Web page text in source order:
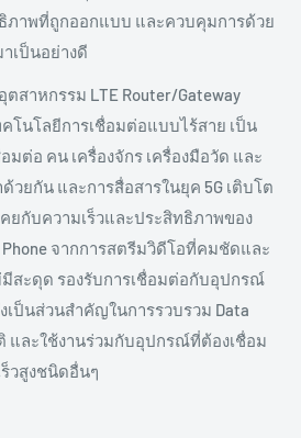
ภาพที่ถูกออกแบบ และควบคุมการด้วย
เป็นอย่างดี
ตสาหกรรม LTE Router/Gateway
โนโลยีการเชื่อมต่อแบบไร้สาย เป็น
มต่อ คน เครื่องจักร เครื่องมือวัด และ
วยกัน และการสื่อสารในยุค 5G เติบโต
คยกับความเร็วและประสิทธิภาพของ
Phone จากการสตรีมวิดีโอที่คมชัดและ
สะดุด รองรับการเชื่อมต่อกับอุปกรณ์
เป็นส่วนสำคัญในการรวบรวม Data
ละใช้งานร่วมกับอุปกรณ์ที่ต้องเชื่อม
วสูงชนิดอื่นๆ